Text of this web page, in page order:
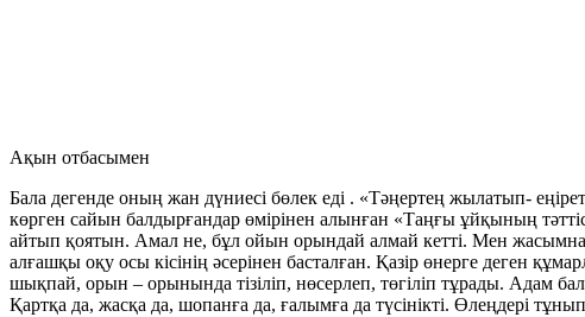
Ақын отбасымен
Бала дегенде оның жан дүниесі бөлек еді . «Тәңертең жылатып-
көрген сайын балдырғандар өмірінен алынған «Таңғы ұйқының
айтып қоятын. Амал не, бұл ойын орындай алмай кетті. Мен
алғашқы оқу осы кісінің әсерінен басталған. Қазір өнерге деген
шықпай, орын – орынында тізіліп, нөсерлеп, төгіліп тұрады. Адам
Қартқа да, жасқа да, шопанға да, ғалымға да түсінікті. Өлеңдері